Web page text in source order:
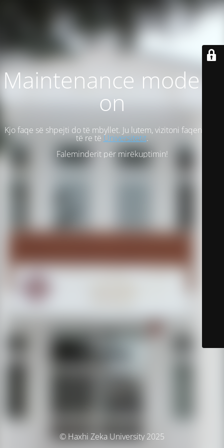
Maintenance mode is
on
Kjo faqe së shpejti do të mbyllet. Ju lutem, vizitoni faqen tonë
të re të Universitetit.
Faleminderit për mirëkuptimin!
© Haxhi Zeka University 2025